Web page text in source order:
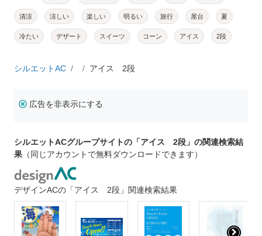
清涼 涼しい 楽しい 明るい 旅行 屋台 夏
冷たい デザート スイーツ コーン アイス 2段
シルエットAC アイス 2段
広告を非表示にする
シルエットACグループサイトの「アイス 2段」の関連検索結
果 （同じアカウントで無料ダウンロードできます）
デザインACの「アイス 2段」関連検索結果